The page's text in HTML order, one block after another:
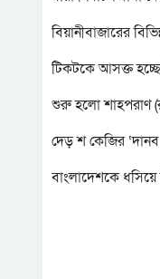
বিয়ানীবাজারের
টিকটকে আসক্ত হচ্ছে
শুরু হলো শাহপরাণ
দেড় শ কেজির
বাংলাদেশকে